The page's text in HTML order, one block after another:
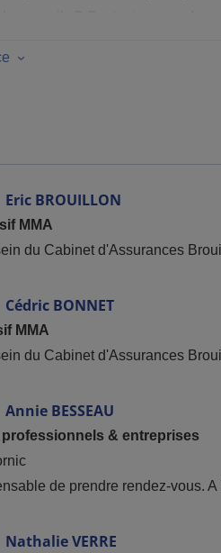
Eric BROUILLON
MMA
du Cabinet d'Assurances
Cédric BONNET
MMA
du Cabinet d'Assurances
Annie BESSEAU
& entreprises
de prendre rendez-vous. A
Nathalie VERRE